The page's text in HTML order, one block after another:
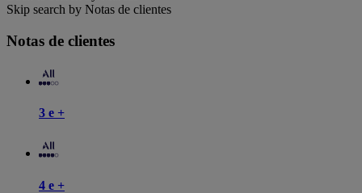
Skip search by Notas de clientes
Notas de clientes
3 e +
4 e +